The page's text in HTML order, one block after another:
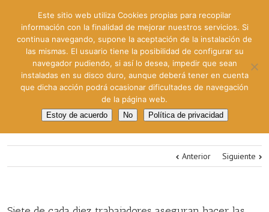
Anterior Siguiente
Este sitio web utiliza Cookies propias para recopilar
información con la finalidad de mejorar nuestros servicios. Si
continua navegando, supone la aceptación de la instalación de
las mismas. El usuario tiene la posibilidad de configurar su
navegador pudiendo, si así lo desea, impedir que sean
instaladas en su disco duro, aunque deberá tener en cuenta
que dicha acción podrá ocasionar dificultades de navegación
de la página web.
Estoy de acuerdo No Política de privacidad